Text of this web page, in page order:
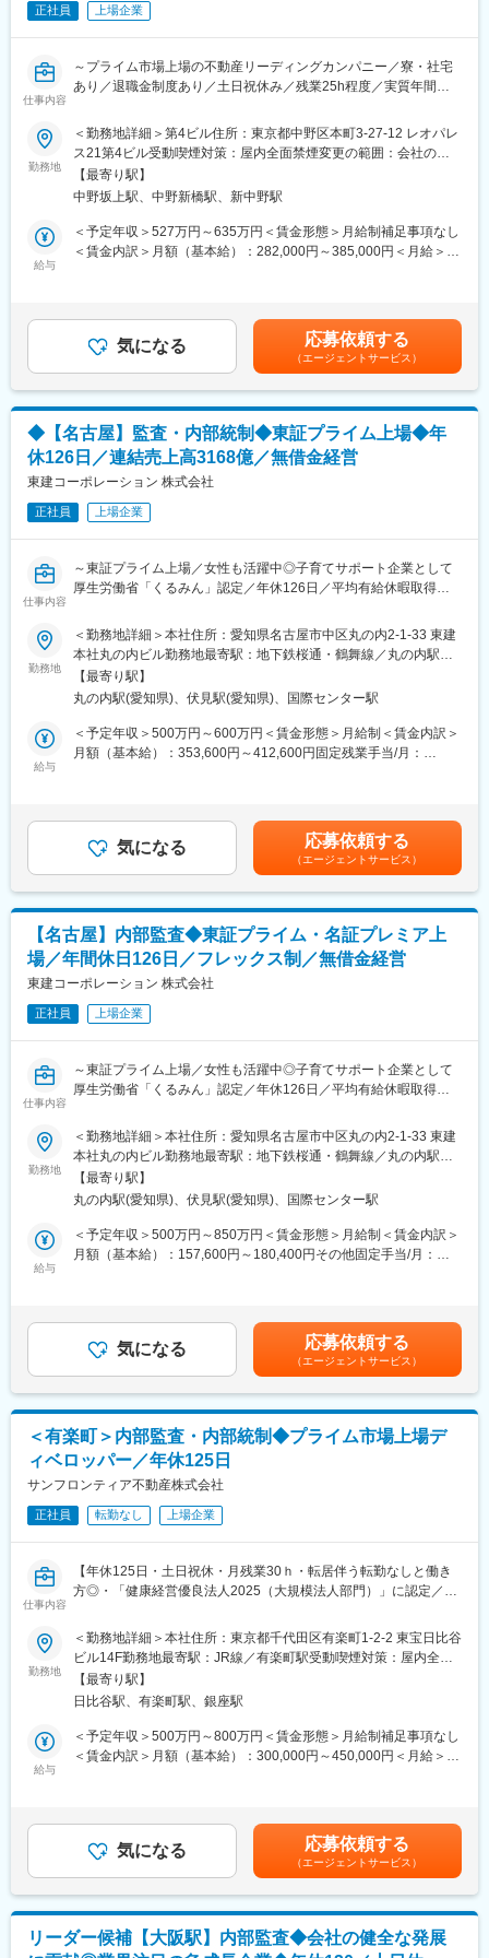
・レオパレス本体離職率：7.5%
変更の範囲：会社の定める業務
することとなりました。
■本ポジションの魅力
・裁量とスピード感ある働き方:基本的には次長とのコミュニケー
ションを通じて業務を進めますが、専任担当としてご自身の裁量
・プレイング特化：特化したスペシャリスト（担当専任）として
現場の課題解決に注力できる環境です。
・業務改善の余地(DXの推進)：契約の期限管理や社内規程の網羅
的な整備など、これから仕組みを作っていくフェーズの業務も多
■当社の特徴：
型BtoBプロダクト、AIを活用した不動産ビッグデータの研究など
を通じて変革と成長を目指しています。
■固定残業代に関して
40H分の固定残業代が含まれておりますが、残業平均30h程となり
ます。40Hの残業が発生しない場合でも40H分の固定残業代が支
払われますのでご安心下さい。
変更の範囲：会社の定める業務
正社員 上場企業
仕事内容
～プライム市場上場の不動産リーディングカンパニー／寮・社宅
あり／退職金制度あり／土日祝休み／残業25h程度／実質年間休
今まさに事業改革のフェーズである当社の内部監査を担って頂き
ます。入社後は同僚同伴のもと社内監査ルールを把握しながら、
業務を実施していただき、その後適性に応じて下記業務をお任せ
します。
■業務内容：
・内部監査の実施
・テーマ監査（特定のテーマに焦点を当てて、法令に準じている
か・リスク対応策は有効に機能しているか監査します）
■業界未経験者歓迎：
入社後は、先輩スタッフが丁寧に指導しますので、不動産業界・
職種の経験は必要ありません。
■キャリアパス：
当社は年功序列ではなく実力主義で、若いうちから最前線で活躍
できるチャンスがあります。年に2回実施される人事評価によっ
て、30代前半のうちに管理職に登用される社員や希望職種へのチ
ャレンジも可能です。
■働き方：
・土日祝休み、残業月25h程度、年休123日（計画年休含む年間休
日休暇：128日）
・有給取得率80.5%と働きやすい環境が整っています。
ています。 ※レオパレス本体離職率：7.5%
・全社的に残業を推奨しておらず働きやすい環境が整っておりま
■当社について：
◎売上高4000億円超・従業員約4000名規模の東証プライム上場企
業
◎全国55万室の賃貸住宅を提供する業界トップクラスのパイオニ
ア
◎「健康経営優良法人」に9年連続で認定
◎厚生労働大臣より「プラチナくるみん」に認定
◎ハタラクエール（福利厚生表彰・認証制度）にて「福利厚生推
進法人」に3年連続で認証
変更の範囲：会社の定める業務
勤務地
＜勤務地詳細＞第4ビル住所：東京都中野区本町3-27-12 レオパレ
ス21第4ビル受動喫煙対策：屋内全面禁煙変更の範囲：会社の定
める事業所
【最寄り駅】
中野坂上駅、中野新橋駅、新中野駅
給与
＜予定年収＞527万円～635万円＜賃金形態＞月給制補足事項なし
＜賃金内訳＞月額（基本給）：282,000円～385,000円＜月給＞
2回（7月・12月）賃金はあくまでも目安の金額であり、選考を通
じて上下する可能性があります。月給(月額)は固定手当を含めた表
記です。
気になる 応募依頼する
（エージェントサービス）
◆【名古屋】監査・内部統制◆東証プライム上場◆年
休126日／連結売上高3168億／無借金経営
東建コーポレーション 株式会社
正社員 上場企業
仕事内容
～東証プライム上場／女性も活躍中◎子育てサポート企業として
厚生労働省「くるみん」認定／年休126日／平均有給休暇取得日
■業務内容：
内部監査室にて、以下の業務をお任せします。
＜内部統制業務全般＞
◇全社的統制
◇決算財務報告プロセス統制
＜具体的な業務内容…＞
・業務フロー図やRCM等の内部統制文書の整備・更新
・監査法人による外部監査対応および折衝
・内部統制評価結果の役員会への報告および内部統制報告書の開
示
・内部統制上の不備・業務改善指導
・社内相談対応
■当ポジションの魅力：
◇将来的には次期管理職としてご活躍いただくことを期待してい
ます。
◇3カ月ごとのフレックス制度を採用しており、比較的自由度高く
■こんな方におすすめです：
・自身が培ってきたスキルを市場への影響力が大きい会社にて活
かしてみたいという考えをお持ちの方
■東建コーポレーションについて：
貸事業・賃貸管理事業における「ホームメイト」ブランドは全国
的にも
高い知名度を得ながら事業展開することが出来ています。
家主から入居者まで一貫してサービス提供できることが当社の特
徴であり、お客様に対する大きなメリットであると捉えておりま
す。
不安定な景況感の昨今において、web戦略と営業力の強化を大き
な柱とし今後も事業拡大をしていく予定です。
勤務地
＜勤務地詳細＞本社住所：愛知県名古屋市中区丸の内2-1-33 東建
本社丸の内ビル勤務地最寄駅：地下鉄桜通・鶴舞線／丸の内駅受
動喫煙対策：屋内全面禁煙変更の範囲：会社の定める事業所
【最寄り駅】
丸の内駅(愛知県)、伏見駅(愛知県)、国際センター駅
給与
＜予定年収＞500万円～600万円＜賃金形態＞月給制＜賃金内訳＞
月額（基本給）：353,600円～412,600円固定残業手当/月：
であり、選考を通じて上下する可能性があります。月給(月額)は固
定手当を含めた表記です。
気になる 応募依頼する
（エージェントサービス）
【名古屋】内部監査◆東証プライム・名証プレミア上
場／年間休日126日／フレックス制／無借金経営
東建コーポレーション 株式会社
正社員 上場企業
仕事内容
～東証プライム上場／女性も活躍中◎子育てサポート企業として
厚生労働省「くるみん」認定／年休126日／平均有給休暇取得日
■業務の概要：
内部監査室にて、グループ各社・各部門の業務監査・準拠性監査
を担当いただきます。
単なるチェックに留まらず、現場の課題を吸い上げ、業務効率化
やリスク低減に向けたアドバイスを行うことで、組織の健全な成
長を支援します。
・将来的に責任者のポジションを担っていただくことも考えてお
ります。
店・事業所等）への往査（リモート含む）
・コンプライアンス、リスク管理、情報セキュリティ等の準拠性
確認
・報告・フォローアップ：監査報告書の作成および経営層への報
告
・指摘事項に対する改善状況の確認・指導
・業務改善提案: 現場のオペレーションにおけるリスク抽出と、標
準化に向けた提案
■東建コーポレーションについて：
ンとし、6つの事業を展開している会社です。
社名である「東建コーポレーション」ブランドは元より、入居賃
貸事業・賃貸管理事業における「ホームメイト」ブランドは全国
的にも高い知名度を得ながら事業展開することが出来ています。
徴であり、お客様に対する大きなメリットであると捉えておりま
す。
勤務地
＜勤務地詳細＞本社住所：愛知県名古屋市中区丸の内2-1-33 東建
本社丸の内ビル勤務地最寄駅：地下鉄桜通・鶴舞線／丸の内駅受
動喫煙対策：屋内全面禁煙
【最寄り駅】
丸の内駅(愛知県)、伏見駅(愛知県)、国際センター駅
給与
＜予定年収＞500万円～850万円＜賃金形態＞月給制＜賃金内訳＞
月額（基本給）：157,600円～180,400円その他固定手当/月：
残業手当＞有＜給与補足＞■モデル年収：35歳 職階：係長 役
職：内部監査員※ 約500万円50歳 職階：次長 役職：主任内部
監査員※ 約850万円賃金はあくまでも目安の金額であり、選考を
通じて上下する可能性があります。月給(月額)は固定手当を含めた
表記です。
気になる 応募依頼する
（エージェントサービス）
＜有楽町＞内部監査・内部統制◆プライム市場上場デ
ィベロッパー／年休125日
サンフロンティア不動産株式会社
正社員 転勤なし 上場企業
仕事内容
【年休125日・土日祝休・月残業30ｈ・転居伴う転勤なしと働き
方◎・「健康経営優良法人2025（大規模法人部門）」に認定／社
厚生充実／幅広いキャリアパスあり／東証プライム上場の総合デ
ィベロッパー】
■募集背景：
当社は不動産業を中心にホテル事業やM&Aも積極的に行っており
ます。新設事業所の急速な増加に伴い社内の各部署のみならず必
要があればグループ会社にも出向き、業務が適正かつ効率的に行
■業務内容：
・内部統制（J-SOX法対応全般、業務記述書、業務フローチャー
ト、リスクコントロールマトリックス）
■働き方：
勤務地
＜勤務地詳細＞本社住所：東京都千代田区有楽町1-2-2 東宝日比谷
ビル14F勤務地最寄駅：JR線／有楽町駅受動喫煙対策：屋内全面
禁煙変更の範囲：会社の定める事業所
【最寄り駅】
日比谷駅、有楽町駅、銀座駅
給与
＜予定年収＞500万円～800万円＜賃金形態＞月給制補足事項なし
＜賃金内訳＞月額（基本給）：300,000円～450,000円＜月給＞
（単身者は月1万円、扶養者は月2万円）■家族手当■資格手当（宅
健所有者は月1万円他同社規定により支給）■役職手当■育児手当■
退職金制度賃金はあくまでも目安の金額であり、選考を通じて上
下する可能性があります。月給(月額)は固定手当を含めた表記で
す。
気になる 応募依頼する
（エージェントサービス）
リーダー候補【大阪駅】内部監査◆会社の健全な発展